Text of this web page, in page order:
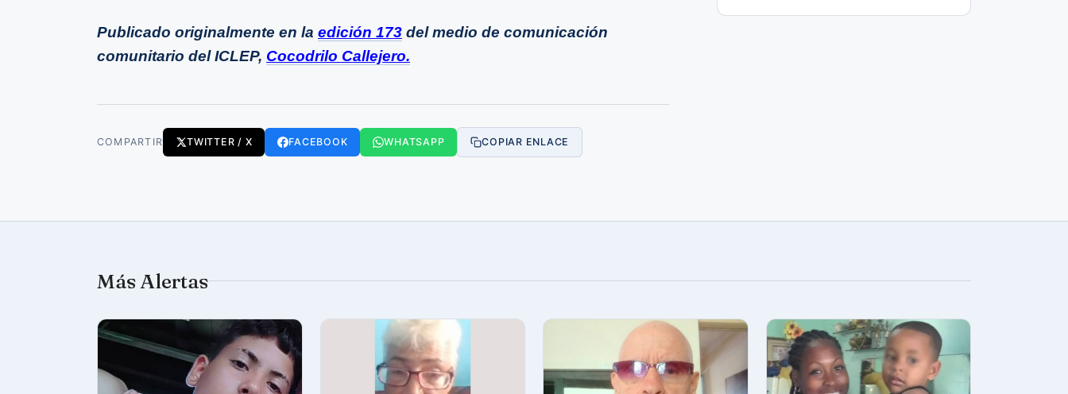
Publicado originalmente en la edición 173 del medio de comunicación
comunitario del ICLEP, Cocodrilo Callejero.
COMPARTIR TWITTER / X FACEBOOK WHATSAPP COPIAR ENLACE
Más Alertas